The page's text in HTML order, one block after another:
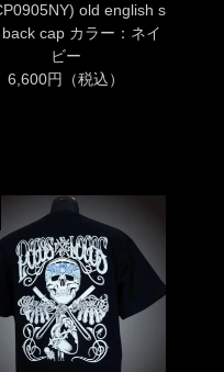
old english s
cap カラー：ネイ
ビー
6,600円（税込）